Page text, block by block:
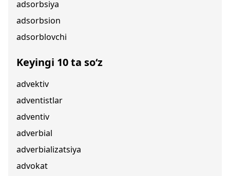
adsorbsiya
adsorbsion
adsorblovchi
Keyingi 10 ta so‘z
advektiv
adventistlar
adventiv
adverbial
adverbializatsiya
advokat